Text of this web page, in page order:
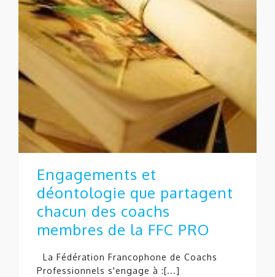
Engagements et
déontologie que partagent
chacun des coachs
membres de la FFC PRO
La Fédération Francophone de Coachs
Professionnels s'engage à :[...]